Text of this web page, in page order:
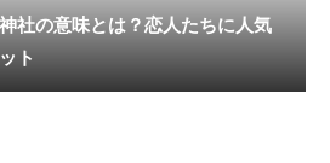
社の意味とは？恋人たちに人気
ト